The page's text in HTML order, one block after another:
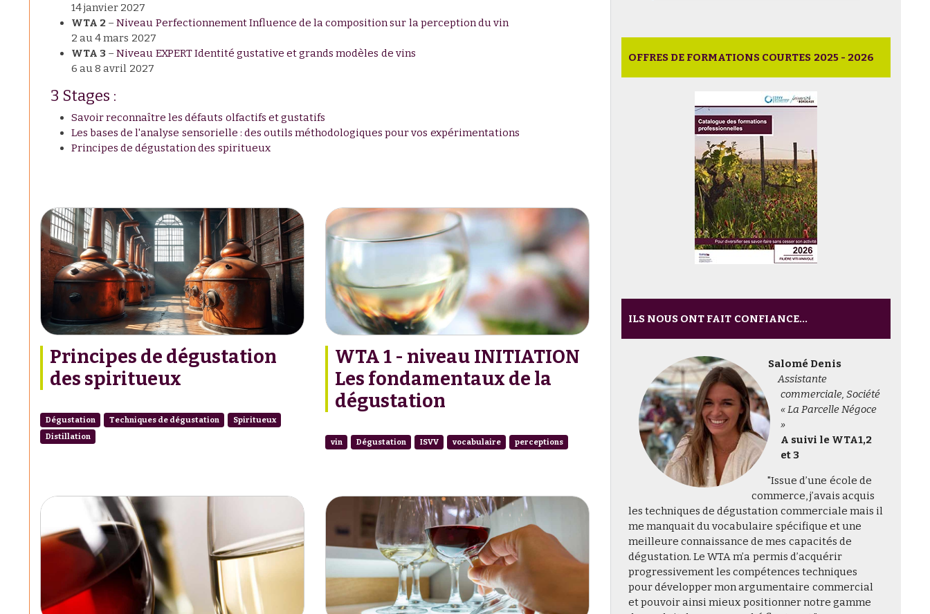
14 janvier 2027
WTA 2 –Niveau Perfectionnement Influence de la composition sur la perception du vin
2 au 4 mars 2027
WTA 3 – Niveau EXPERT Identité gustative et grands modèles de vins
6 au 8 avril 2027
3 Stages :
Savoir reconnaître les défauts olfactifs et gustatifs
Les bases de l'analyse sensorielle : des outils méthodologiques pour vos expérimentations
Principes de dégustation des spiritueux
Principes de dégustation
des spiritueux
Dégustation Techniques de dégustation
Spiritueux
Distillation
WTA 1 - niveau INITIATION
Les fondamentaux de la
dégustation
vin Dégustation ISVV vocabulaire perceptions
OFFRES DE FORMATIONS COURTES 2025 - 2026
ILS NOUS ONT FAIT CONFIANCE...
Salomé Denis
Assistante
commerciale, Société
« La Parcelle Négoce
»
A suivi le WTA1,2
et 3
"Issue d’une école de
commerce, j’avais acquis
les techniques de dégustation commerciale mais il
me manquait du vocabulaire spécifique et une
meilleure connaissance de mes capacités de
dégustation. Le WTA m’a permis d’acquérir
progressivement les compétences techniques
pour développer mon argumentaire commercial
et pouvoir ainsi mieux positionner notre gamme